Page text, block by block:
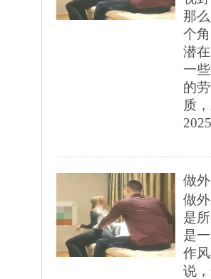
那
个
潜
一
的
质
做
做
是
是
作
说